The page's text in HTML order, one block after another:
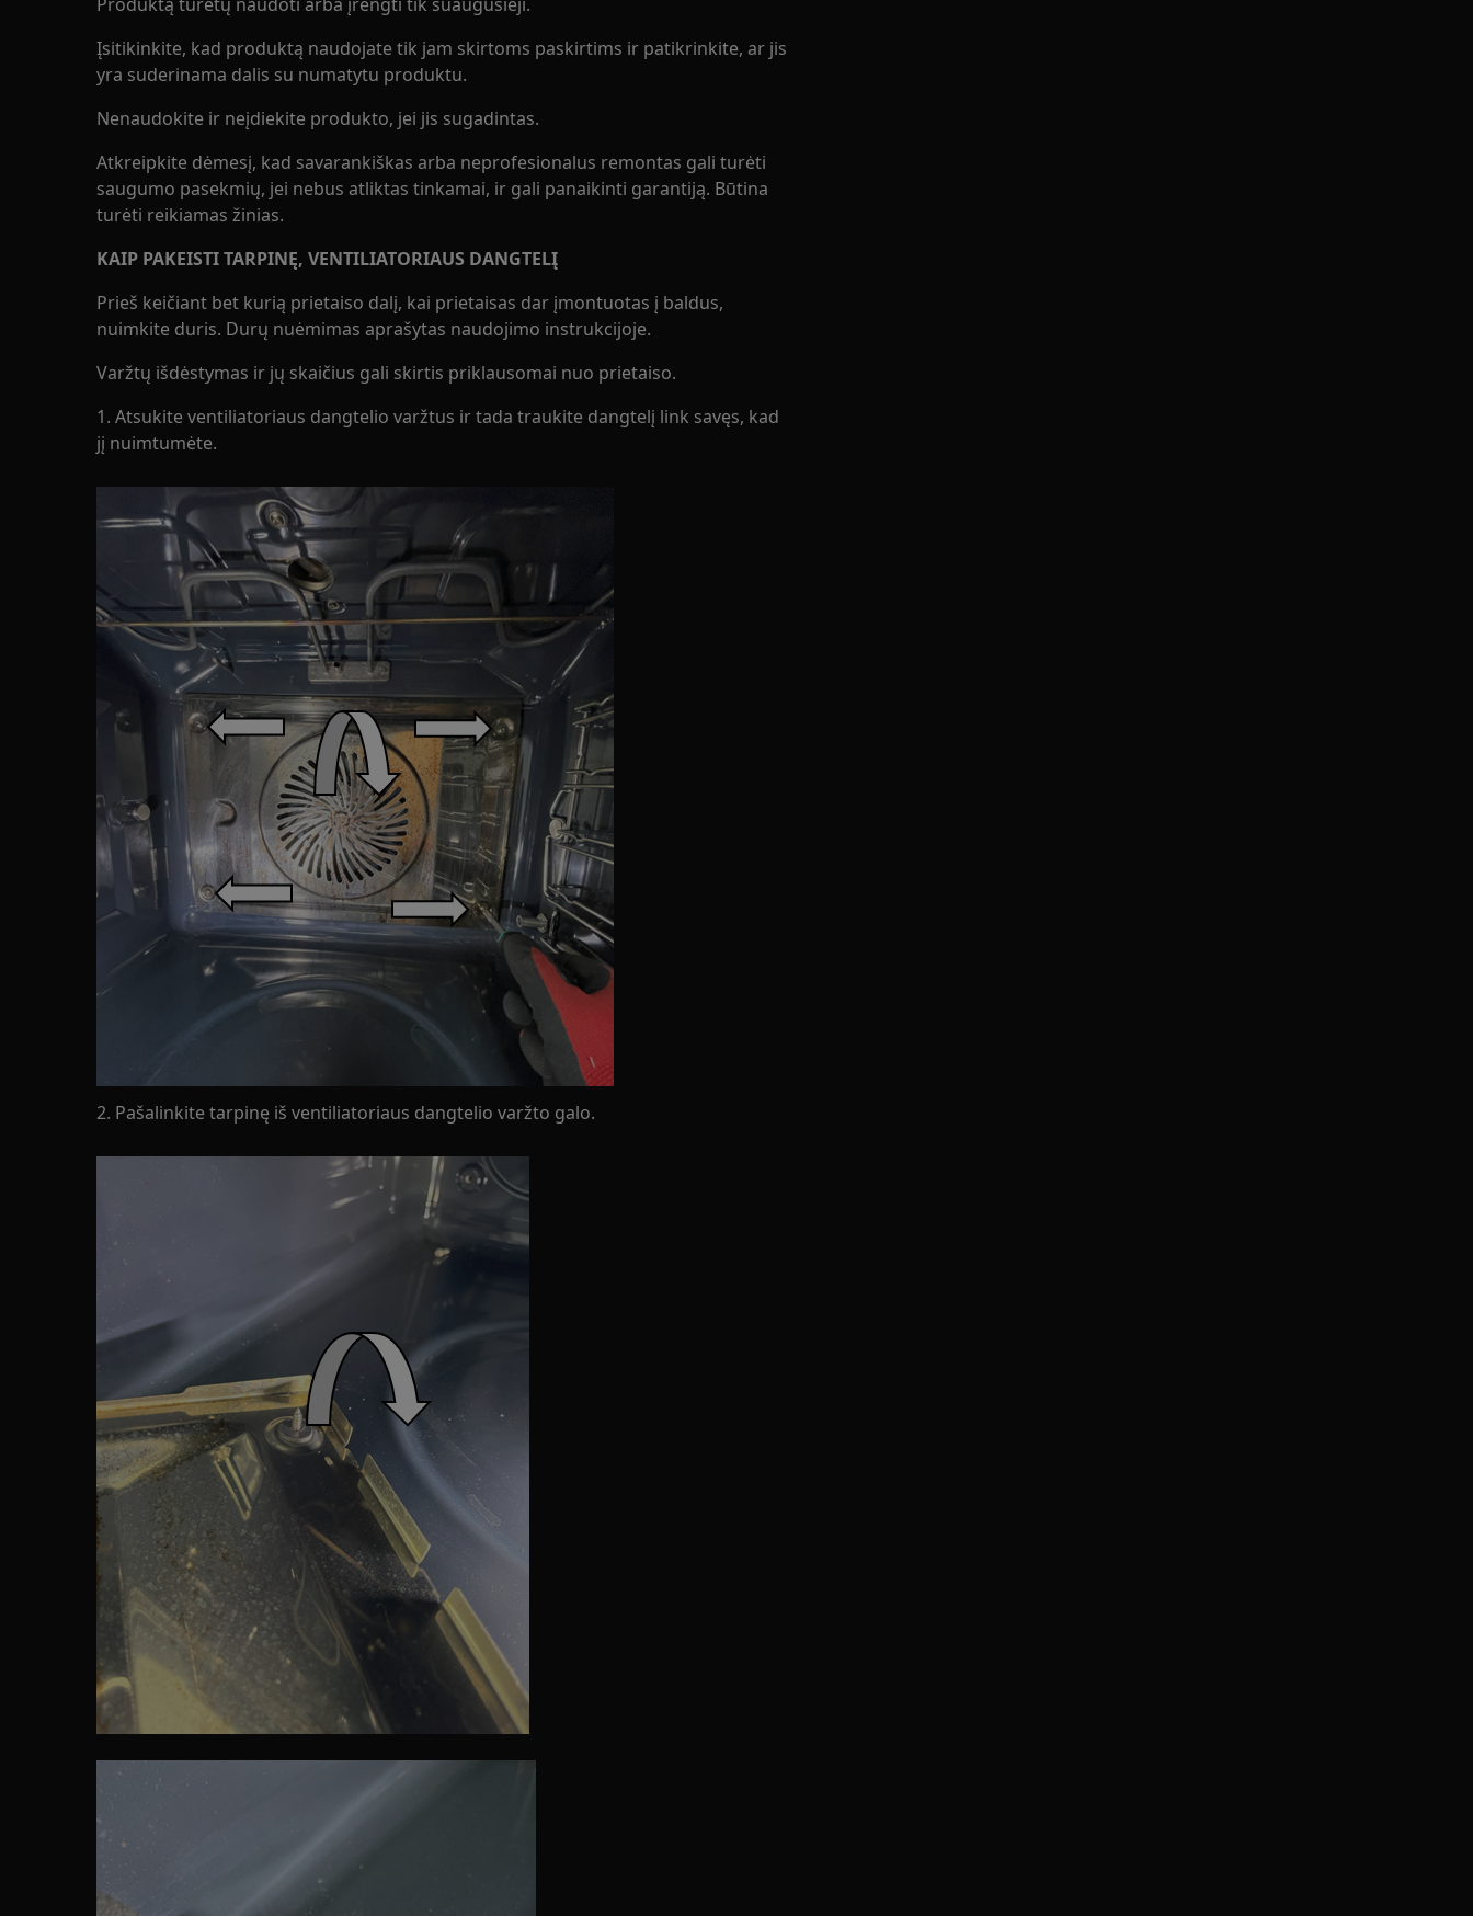
Įsitikinkite, kad produktą naudojate tik jam skirtoms paskirtims ir patikrinkite, ar jis
yra suderinama dalis su numatytu produktu.
Nenaudokite ir neįdiekite produkto, jei jis sugadintas.
Atkreipkite dėmesį, kad savarankiškas arba neprofesionalus remontas gali turėti
saugumo pasekmių, jei nebus atliktas tinkamai, ir gali panaikinti garantiją. Būtina
turėti reikiamas žinias.
KAIP PAKEISTI TARPINĘ, VENTILIATORIAUS DANGTELĮ
Prieš keičiant bet kurią prietaiso dalį, kai prietaisas dar įmontuotas į baldus,
nuimkite duris. Durų nuėmimas aprašytas naudojimo instrukcijoje.
Varžtų išdėstymas ir jų skaičius gali skirtis priklausomai nuo prietaiso.
1. Atsukite ventiliatoriaus dangtelio varžtus ir tada traukite dangtelį link savęs, kad
jį nuimtumėte.
2. Pašalinkite tarpinę iš ventiliatoriaus dangtelio varžto galo.